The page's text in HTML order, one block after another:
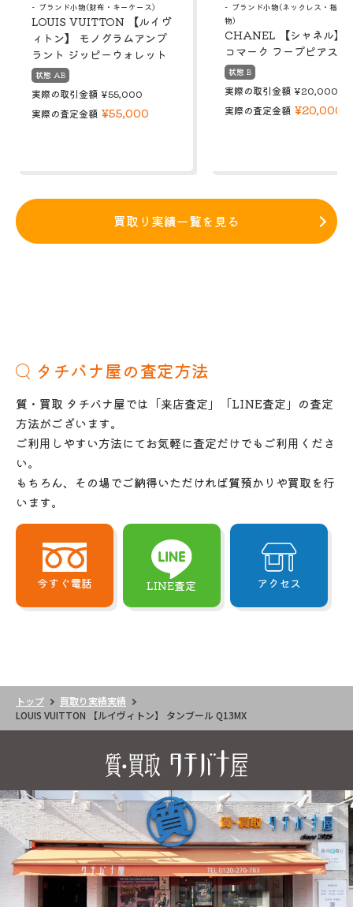
ブランド小物(財布・キーケース)
LOUIS VUITTON 【ルイヴ
ィトン】 モノグラムアンプ
ラント ジッピーウォレット
状態 AB
実際の取引金額 ¥55,000
実際の査定金額 ¥55,000
ブランド小物(ネックレス・指輪
物)
CHANEL 【シャネル】
コマーク フープピアス
状態 B
実際の取引金額 ¥20,000
実際の査定金額 ¥20,000
買取り実績一覧を見る
タチバナ屋の査定方法
質・買取 タチバナ屋では「来店査定」「LINE査定」の査定
方法がございます。
ご利用しやすい方法にてお気軽に査定だけでもご利用くださ
い。
もちろん、その場でご納得いただければ質預かりや買取を行
います。
今すぐ電話 LINE査定 アクセス
トップ
買取り実績実績
LOUIS VUITTON 【ルイヴィトン】 タンブール Q13MX